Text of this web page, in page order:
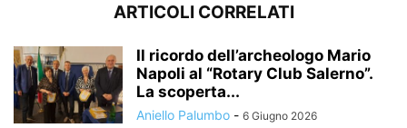
ARTICOLI CORRELATI
Il ricordo dell’archeologo Mario
Napoli al “Rotary Club Salerno”.
La scoperta...
Aniello Palumbo - 6 Giugno 2026